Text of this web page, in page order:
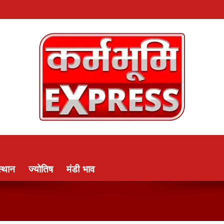
ज्योतिष मंडी भाव